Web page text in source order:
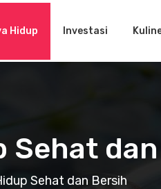
Hidup Investasi
Sehat
Sehat dan Bersih